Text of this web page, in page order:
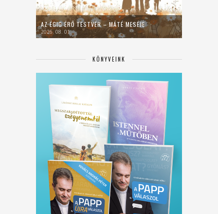
AZ ÉGIG ÉRŐ TESTVÉR – MÁTÉ MESÉJE
2026. 08. 01.
KÖNYVEINK